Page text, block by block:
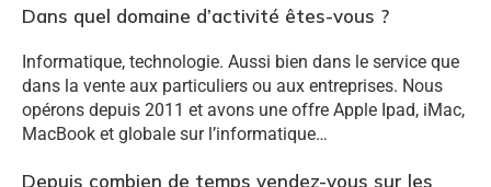
Dans quel domaine d’activité êtes-vous ?
Informatique, technologie. Aussi bien dans le service que
dans la vente aux particuliers ou aux entreprises. Nous
opérons depuis 2011 et avons une offre Apple Ipad, iMac,
MacBook et globale sur l’informatique…
Depuis combien de temps vendez-vous sur les